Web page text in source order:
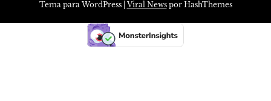
Tema para WordPress Viral Newspor HashThemes